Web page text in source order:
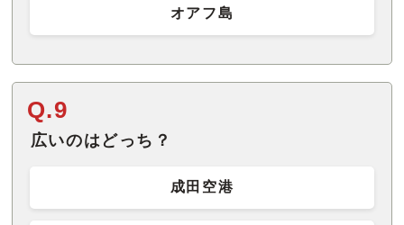
オアフ島
Q.9
広いのはどっち？
成田空港